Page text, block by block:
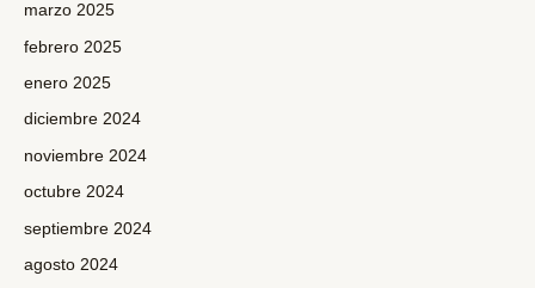
marzo 2025
febrero 2025
enero 2025
diciembre 2024
noviembre 2024
octubre 2024
septiembre 2024
agosto 2024